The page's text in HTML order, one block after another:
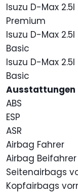
Isuzu D-Max
Premium
Isuzu D-Max
Basic
Isuzu D-Max
Basic
Ausstattungen
ABS
ESP
ASR
Airbag Fahrer
Airbag Beifahrer
Seitenairbags
Kopfairbags